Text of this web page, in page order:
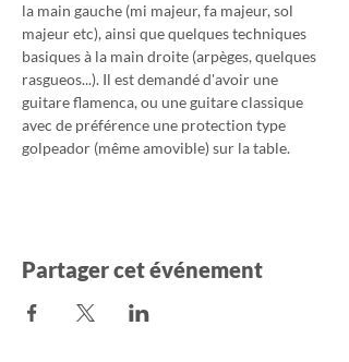
la main gauche (mi majeur, fa majeur, sol
majeur etc), ainsi que quelques techniques
basiques à la main droite (arpèges, quelques
rasgueos...). Il est demandé d'avoir une
guitare flamenca, ou une guitare classique
avec de préférence une protection type
golpeador (même amovible) sur la table.
Partager cet événement